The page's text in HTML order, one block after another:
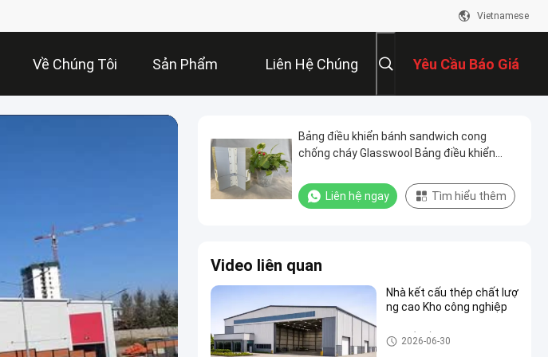
Vietnamese
Về Chúng Tôi Sản Phẩm Liên Hệ Chúng
Tôi
Yêu Cầu Báo Giá
Bảng điều khiển bánh sandwich cong
chống cháy Glasswool Bảng điều khiển
Liên hệ ngay Tìm hiểu thêm
Video liên quan
Nhà kết cấu thép chất lượ
ng cao Kho công nghiệp
Kho kết cấu thép
2026-06-30